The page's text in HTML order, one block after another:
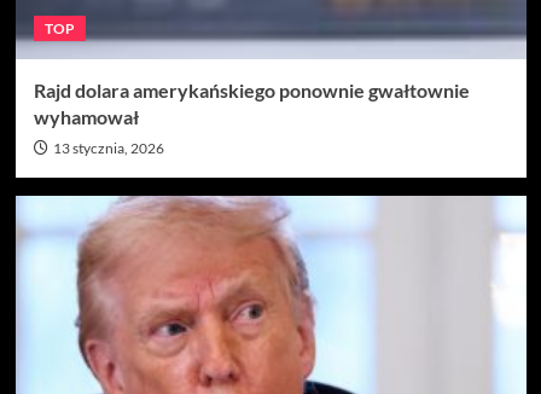
TOP
Rajd dolara amerykańskiego ponownie gwałtownie
wyhamował
13 stycznia, 2026